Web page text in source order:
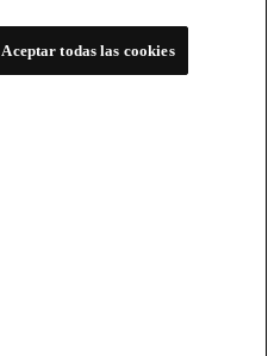
Aceptar todas las cookies